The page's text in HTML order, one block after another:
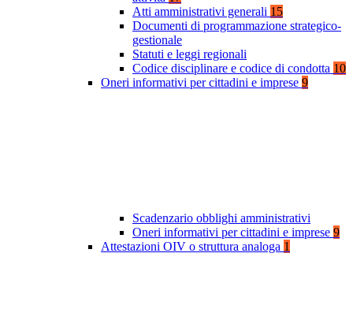
Atti amministrativi generali 15
Documenti di programmazione strategico-
gestionale
Statuti e leggi regionali
Codice disciplinare e codice di condotta 10
Oneri informativi per cittadini e imprese 9
Scadenzario obblighi amministrativi
Oneri informativi per cittadini e imprese 9
Attestazioni OIV o struttura analoga 1